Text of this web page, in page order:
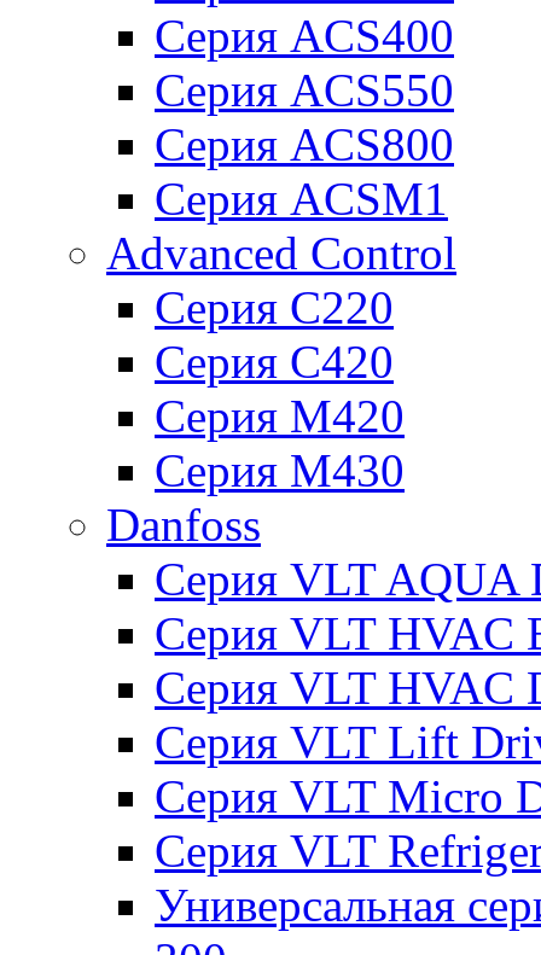
Серия ACS400
Серия ACS550
Серия ACS800
Серия ACSM1
Advanced Control
Серия C220
Серия C420
Серия M420
Серия M430
Danfoss
Серия VLT AQUA
Серия VLT HVAC
Серия VLT HVAC
Серия VLT Lift
Серия VLT Micro
Серия VLT
Универсальная